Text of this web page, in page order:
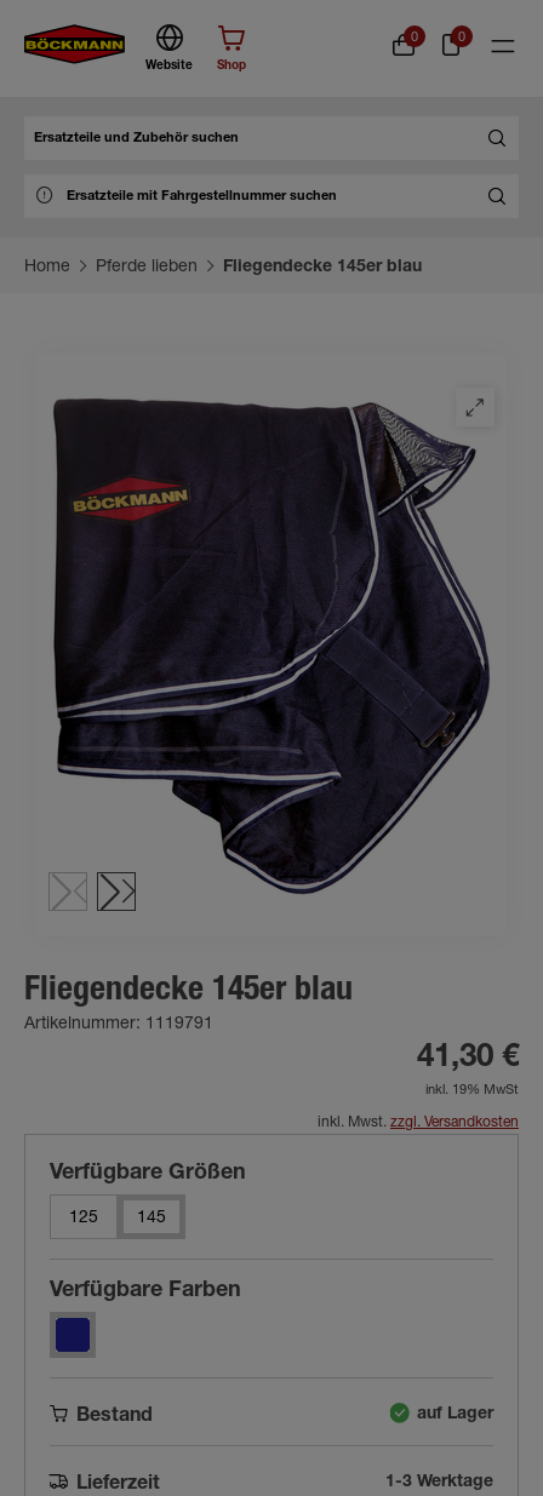
Website Shop
0 0
Home Pferde lieben Fliegendecke 145er blau
Fliegendecke 145er blau
Artikelnummer: 1119791
41,30 €
inkl. 19% MwSt
inkl. Mwst. zzgl. Versandkosten
Verfügbare Größen
125 145
Verfügbare Farben
Bestand auf Lager
Lieferzeit 1-3 Werktage